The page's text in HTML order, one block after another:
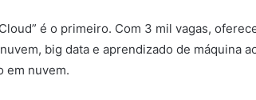
é o primeiro. Com 3 mil vagas,
big data e aprendizado de máquina
em nuvem.